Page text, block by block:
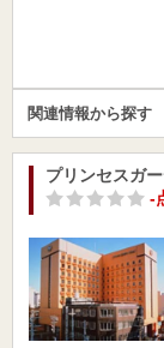
関連情報から探す
プリンセスガ
-